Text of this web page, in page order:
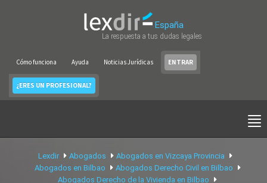
España
La respuesta a tus dudas legales
Cómo funciona Ayuda Noticias Jurídicas ENTRAR
¿ERES UN PROFESIONAL?
Lexdir Abogados
Abogados en Vizcaya Provincia
Abogados en Bilbao
Abogados Derecho Civil en Bilbao
Abogados Derecho de la Vivienda en Bilbao